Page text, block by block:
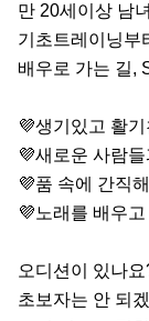
만 20세이상 남
기초트레이닝부
배우로 가는 길,
💜생기있고 활
💜새로운 사람
💜품 속에 간직
💜노래를 배우
오디션이 있나요
초보자는 안 되겠